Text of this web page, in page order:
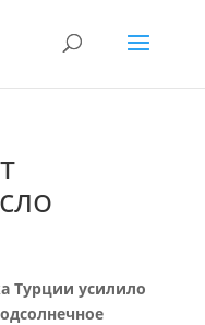
Турции усилило